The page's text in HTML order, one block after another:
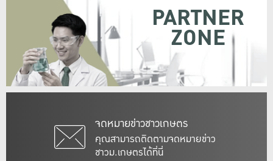
จดหมายข่าวชาวเกษตร
คุณสามารถติดตามจดหมายข่าว
ชาวม.เกษตรได้ที่นี่
PARTNER
ZONE